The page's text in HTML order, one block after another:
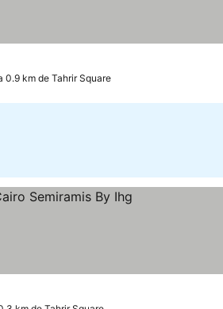
0.9 km de Tahrir Square